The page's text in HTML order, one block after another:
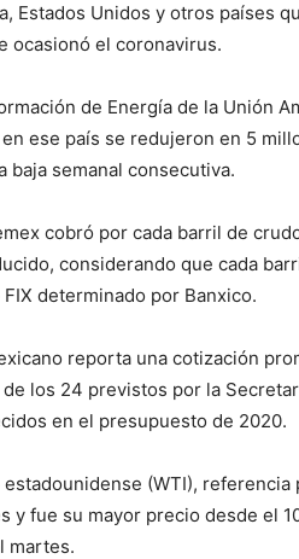
Estados Unidos y otros países
ocasionó el coronavirus.
de Energía de la Unión
ese país se redujeron en 5
baja semanal consecutiva.
cobró por cada barril de
considerando que cada
determinado por Banxico.
reporta una cotización
los 24 previstos por la
en el presupuesto de 2020.
(WTI), referencia
y fue su mayor precio desde el
martes.